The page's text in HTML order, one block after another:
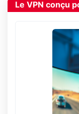
Le VPN conçu